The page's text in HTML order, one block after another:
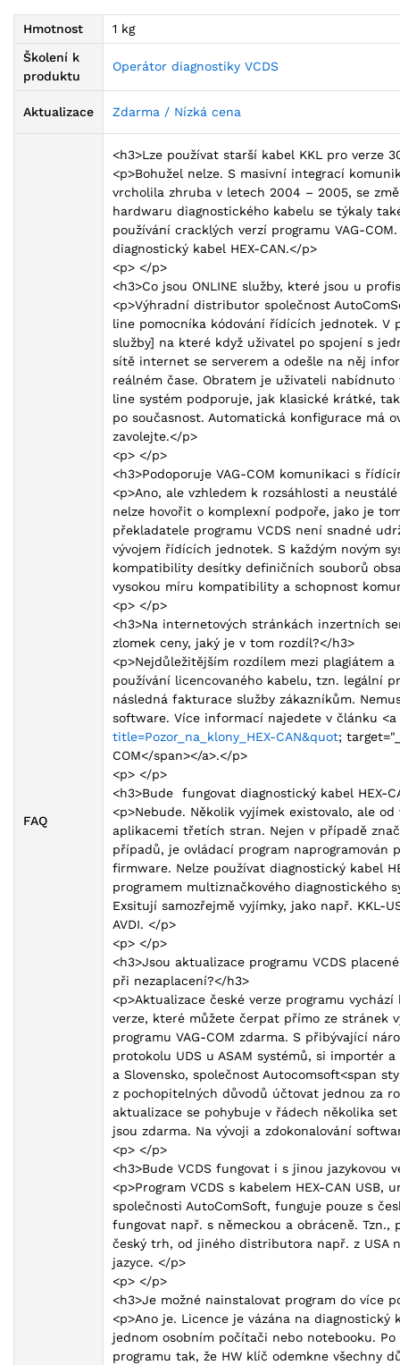
Hmotnost
1 kg
Školení k
produktu
Operátor diagnostiky VCDS
Aktualizace Zdarma / Nízká cena
FAQ
<h3>Lze používat starší kabel KKL pro verze
<p>Bohužel nelze. S masivní integrací
vrcholila zhruba v letech 2004 – 2005, se
hardwaru diagnostického kabelu se týkaly
používání cracklých verzí programu VAG-
diagnostický kabel HEX-CAN.</p>
<p> </p>
<h3>Co jsou ONLINE služby, které jsou u
<p>Výhradní distributor společnost
line pomocníka kódování řídících jednotek. V
služby] na které když uživatel po spojení s
sítě internet se serverem a odešle na něj
reálném čase. Obratem je uživateli
line systém podporuje, jak klasické krátké,
po současnost. Automatická konfigurace má
zavolejte.</p>
<p> </p>
<h3>Podoporuje VAG-COM komunikaci s
<p>Ano, ale vzhledem k rozsáhlosti a
nelze hovořit o komplexní podpoře, jako je
překladatele programu VCDS není snadné
vývojem řídících jednotek. S každým novým
kompatibility desítky definičních souborů
vysokou míru kompatibility a schopnost
<p> </p>
<h3>Na internetových stránkách inzertních
zlomek ceny, jaký je v tom rozdíl?</h3>
<p>Nejdůležitějším rozdílem mezi plagiátem
používání licencovaného kabelu, tzn. legální
následná fakturace služby zákazníkům.
software. Více informací najedete v článku
title=Pozor_na_klony_HEX-CAN&quot;
COM</span></a>.</p>
<p> </p>
<h3>Bude fungovat diagnostický kabel HEX-
<p>Nebude. Několik vyjímek existovalo, ale
aplikacemi třetích stran. Nejen v případě
případů, je ovládací program
firmware. Nelze používat diagnostický kabel
programem multiznačkového diagnostického
Exsitují samozřejmě vyjímky, jako např. KKL-
AVDI. </p>
<p> </p>
<h3>Jsou aktualizace programu VCDS
při nezaplacení?</h3>
<p>Aktualizace české verze programu
verze, které můžete čerpat přímo ze stránek
programu VAG-COM zdarma. S přibývající
protokolu UDS u ASAM systémů, si importér
a Slovensko, společnost Autocomsoft<span
z pochopitelných důvodů účtovat jednou za
aktualizace se pohybuje v řádech několika
jsou zdarma. Na vývoji a zdokonalování
<p> </p>
<h3>Bude VCDS fungovat i s jinou jazykovou
<p>Program VCDS s kabelem HEX-CAN
společnosti AutoComSoft, funguje pouze s
fungovat např. s německou a obráceně.
český trh, od jiného distributora např. z USA
jazyce. </p>
<p> </p>
<h3>Je možné nainstalovat program do více
<p>Ano je. Licence je vázána na
jednom osobním počítači nebo notebooku.
programu tak, že HW klíč odemkne všechny